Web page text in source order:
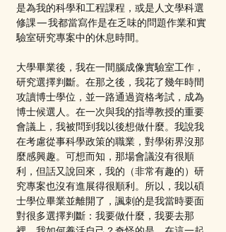
是為我的科學和工程課程，或是人文學科選
修課—我都當寫作是在乏味的問題作業和實
驗室研究專案中的休息時間。
大學畢業後，我在一間腦成像實驗室工作，
研究選擇判斷。在那之後，我花了幾年時間
攻讀博士學位，並一路通過資格考試，成為
博士候選人。在一次與我的指導教授的重要
會議上，我被問到我以後想做什麼。我說我
在考慮從事科學政策的職業，對學術界沒那
麼感興趣。可想而知，那場會議沒有很順
利，但話又說回來，我的（非常有趣的）研
究專案也沒有進展得很順利。所以，我以碩
士學位畢業並離開了，諷刺的是我當時要面
對很多選擇判斷：我要做什麼，我要去那